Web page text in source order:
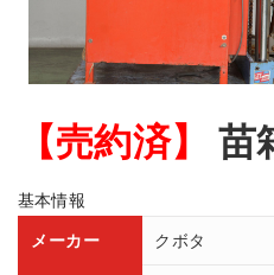
【売約済】 苗
基本情報
メーカー
クボタ